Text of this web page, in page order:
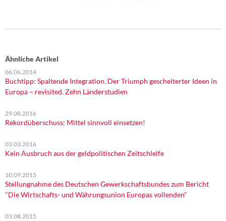
Ähnliche Artikel
06.06.2014
Buchtipp: Spaltende Integration. Der Triumph gescheiterter Ideen in
Europa – revisited. Zehn Länderstudien
29.08.2016
Rekordüberschuss: Mittel sinnvoll einsetzen!
03.03.2016
Kein Ausbruch aus der geldpolitischen Zeitschleife
10.09.2015
Stellungnahme des Deutschen Gewerkschaftsbundes zum Bericht
"Die Wirtschafts- und Währungsunion Europas vollenden"
03.08.2015